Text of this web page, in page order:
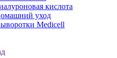
кислота
уход
Medicell